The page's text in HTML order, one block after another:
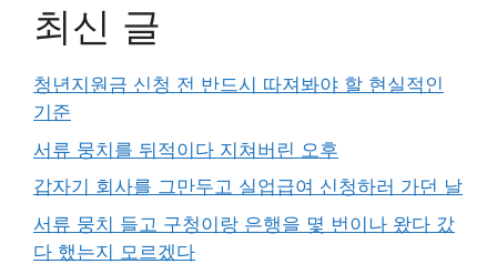
최신 글
청년지원금 신청 전 반드시 따져봐야 할 현실적인
기준
서류 뭉치를 뒤적이다 지쳐버린 오후
갑자기 회사를 그만두고 실업급여 신청하러 가던 날
서류 뭉치 들고 구청이랑 은행을 몇 번이나 왔다 갔
다 했는지 모르겠다